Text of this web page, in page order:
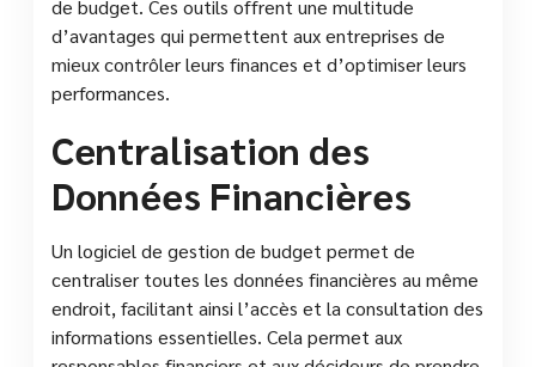
de budget. Ces outils offrent une multitude
d’avantages qui permettent aux entreprises de
mieux contrôler leurs finances et d’optimiser leurs
performances.
Centralisation des
Données Financières
Un logiciel de gestion de budget permet de
centraliser toutes les données financières au même
endroit, facilitant ainsi l’accès et la consultation des
informations essentielles. Cela permet aux